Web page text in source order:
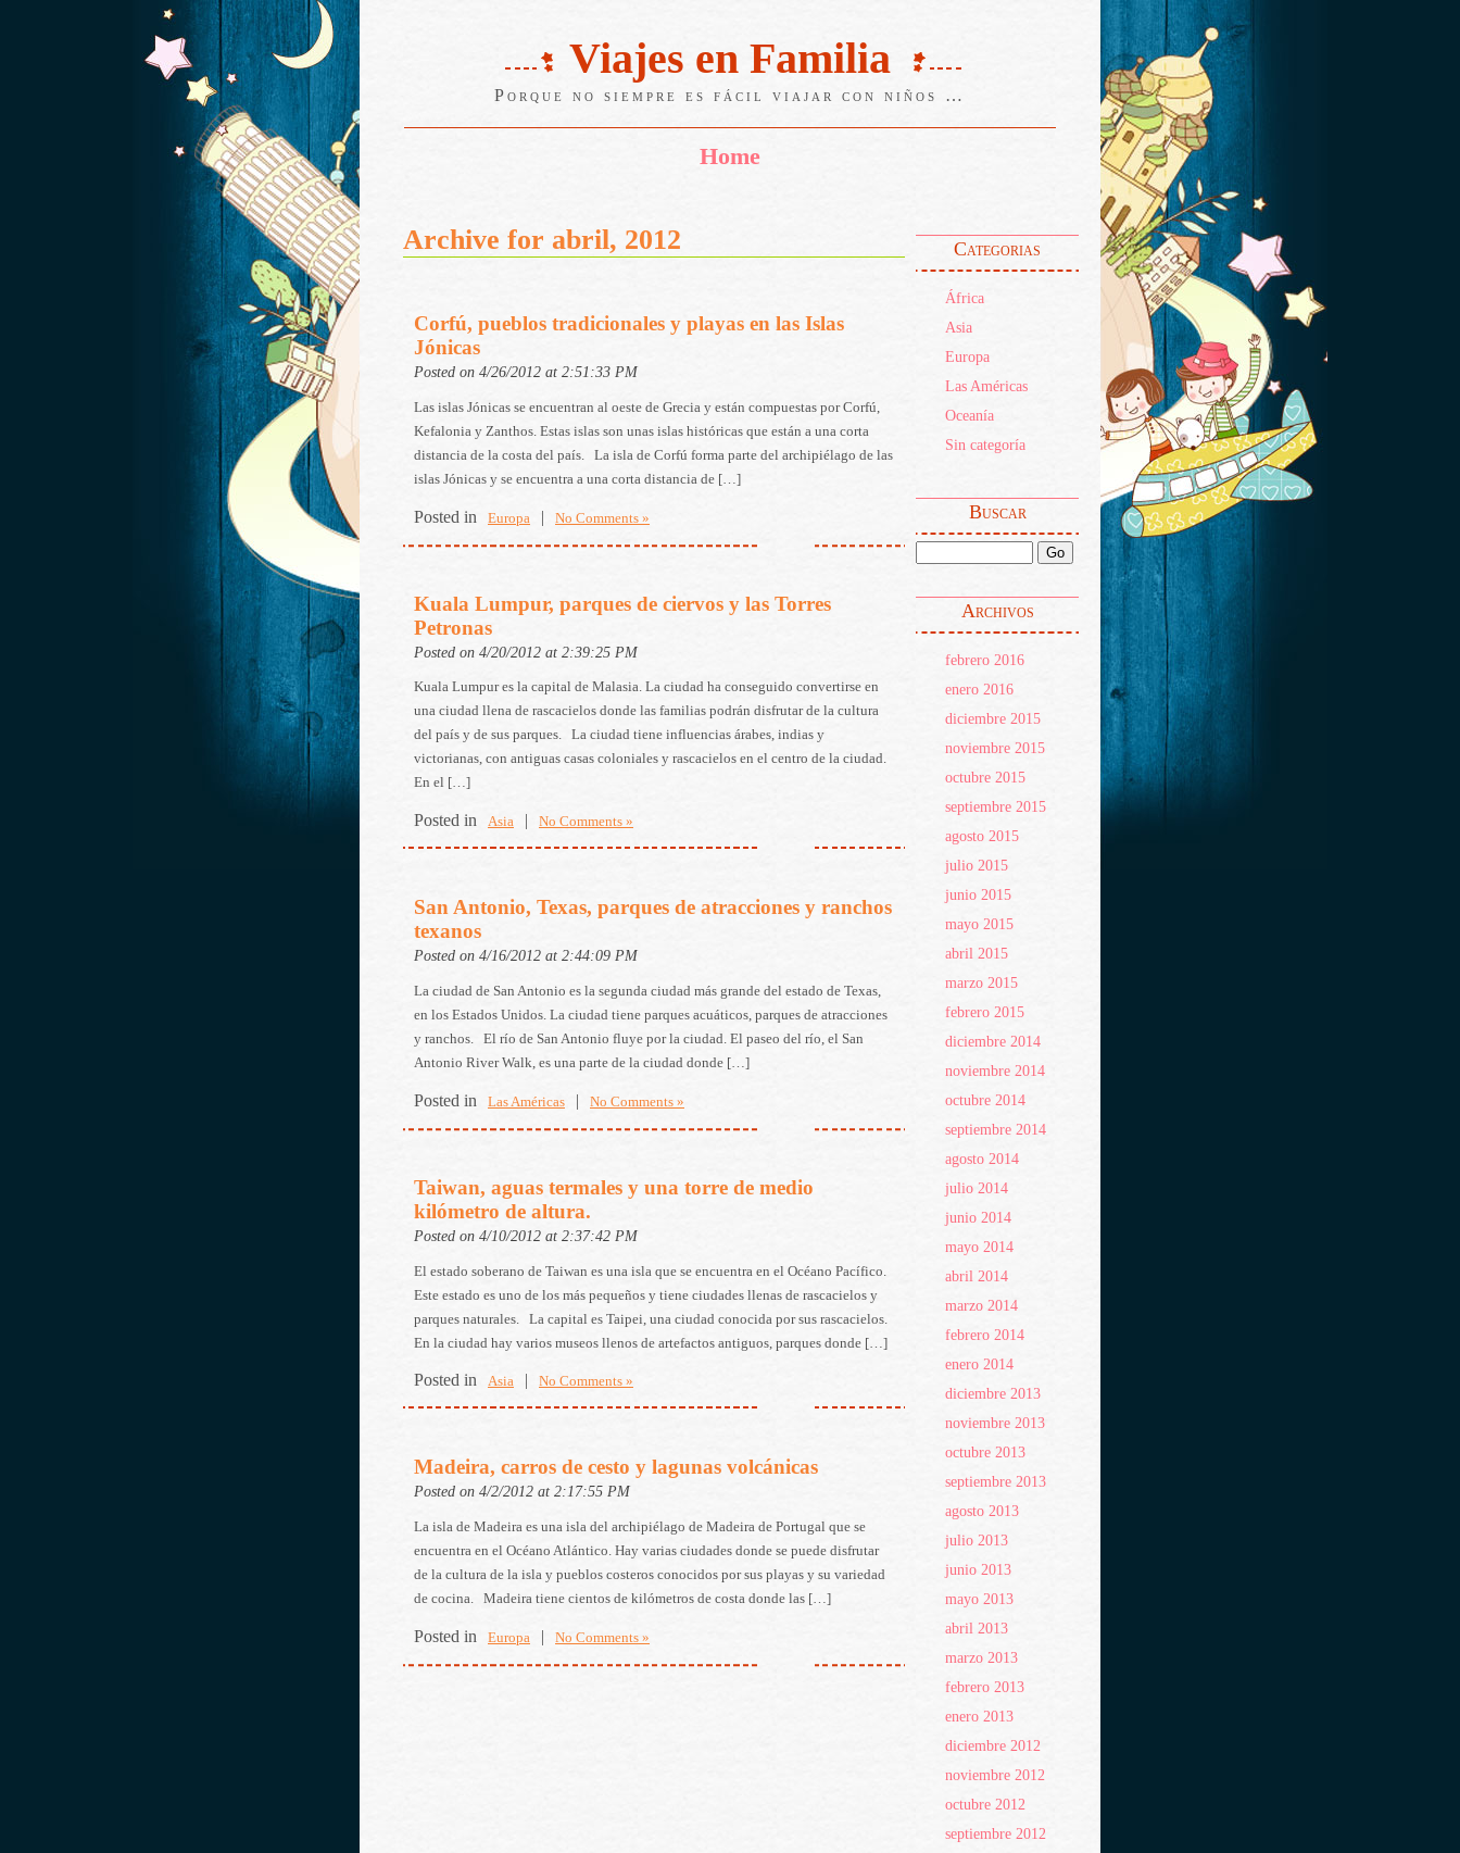
Viajes en Familia
Porque no siempre es fácil viajar con niños …
Home
Categorias
África
Asia
Europa
Las Américas
Oceanía
Sin categoría
Buscar
Archivos
febrero 2016
enero 2016
diciembre 2015
noviembre 2015
octubre 2015
septiembre 2015
agosto 2015
julio 2015
junio 2015
mayo 2015
abril 2015
marzo 2015
febrero 2015
diciembre 2014
noviembre 2014
octubre 2014
septiembre 2014
agosto 2014
julio 2014
junio 2014
mayo 2014
abril 2014
marzo 2014
febrero 2014
enero 2014
diciembre 2013
noviembre 2013
octubre 2013
septiembre 2013
agosto 2013
julio 2013
junio 2013
mayo 2013
abril 2013
marzo 2013
febrero 2013
enero 2013
diciembre 2012
noviembre 2012
octubre 2012
septiembre 2012
Archive for abril, 2012
Corfú, pueblos tradicionales y playas en las Islas
Jónicas
Posted on 4/26/2012 at 2:51:33 PM
Las islas Jónicas se encuentran al oeste de Grecia y están compuestas por Corfú,
Kefalonia y Zanthos. Estas islas son unas islas históricas que están a una corta
distancia de la costa del país. La isla de Corfú forma parte del archipiélago de las
islas Jónicas y se encuentra a una corta distancia de […]
Posted in Europa | No Comments »
Kuala Lumpur, parques de ciervos y las Torres
Petronas
Posted on 4/20/2012 at 2:39:25 PM
Kuala Lumpur es la capital de Malasia. La ciudad ha conseguido convertirse en
una ciudad llena de rascacielos donde las familias podrán disfrutar de la cultura
del país y de sus parques. La ciudad tiene influencias árabes, indias y
victorianas, con antiguas casas coloniales y rascacielos en el centro de la ciudad.
En el […]
Posted in Asia | No Comments »
San Antonio, Texas, parques de atracciones y ranchos
texanos
Posted on 4/16/2012 at 2:44:09 PM
La ciudad de San Antonio es la segunda ciudad más grande del estado de Texas,
en los Estados Unidos. La ciudad tiene parques acuáticos, parques de atracciones
y ranchos. El río de San Antonio fluye por la ciudad. El paseo del río, el San
Antonio River Walk, es una parte de la ciudad donde […]
Posted in Las Américas | No Comments »
Taiwan, aguas termales y una torre de medio
kilómetro de altura.
Posted on 4/10/2012 at 2:37:42 PM
El estado soberano de Taiwan es una isla que se encuentra en el Océano Pacífico.
Este estado es uno de los más pequeños y tiene ciudades llenas de rascacielos y
parques naturales. La capital es Taipei, una ciudad conocida por sus rascacielos.
En la ciudad hay varios museos llenos de artefactos antiguos, parques donde […]
Posted in Asia | No Comments »
Madeira, carros de cesto y lagunas volcánicas
Posted on 4/2/2012 at 2:17:55 PM
La isla de Madeira es una isla del archipiélago de Madeira de Portugal que se
encuentra en el Océano Atlántico. Hay varias ciudades donde se puede disfrutar
de la cultura de la isla y pueblos costeros conocidos por sus playas y su variedad
de cocina. Madeira tiene cientos de kilómetros de costa donde las […]
Posted in Europa | No Comments »